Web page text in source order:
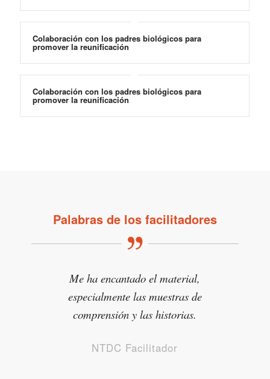
Colaboración con los padres biológicos para
promover la reunificación
Colaboración con los padres biológicos para
promover la reunificación
Palabras de los facilitadores
Me ha encantado el material,
especialmente las muestras de
comprensión y las historias.
NTDC Facilitador